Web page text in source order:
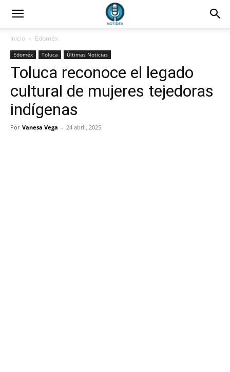
Inicio Edoméx
Edoméx Toluca Últimas Noticias
Toluca reconoce el legado
cultural de mujeres tejedoras
indígenas
Por Vanesa Vega - 24 abril, 2025